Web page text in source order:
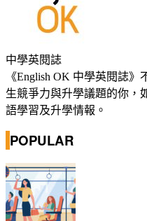
中學英閱誌
《English OK 中學英閱誌
生競爭力與升學議題的你，
語學習及升學情報。
POPULAR